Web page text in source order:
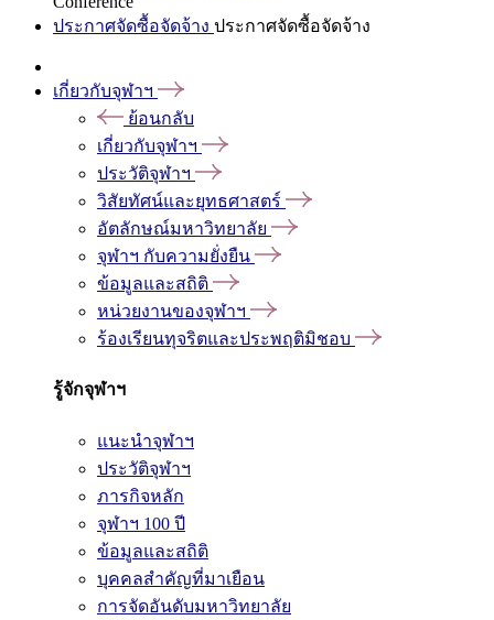
ประกาศจัดซื้อจัดจ้าง ประกาศจัดซื้อจัดจ้าง
เกี่ยวกับจุฬาฯ
ย้อนกลับ
เกี่ยวกับจุฬาฯ
ประวัติจุฬาฯ
วิสัยทัศน์และยุทธศาสตร์
อัตลักษณ์มหาวิทยาลัย
จุฬาฯ กับความยั่งยืน
ข้อมูลและสถิติ
หน่วยงานของจุฬาฯ
ร้องเรียนทุจริตและประพฤติมิชอบ
รู้จักจุฬาฯ
แนะนำจุฬาฯ
ประวัติจุฬาฯ
ภารกิจหลัก
จุฬาฯ 100 ปี
ข้อมูลและสถิติ
บุคคลสำคัญที่มาเยือน
การจัดอันดับมหาวิทยาลัย